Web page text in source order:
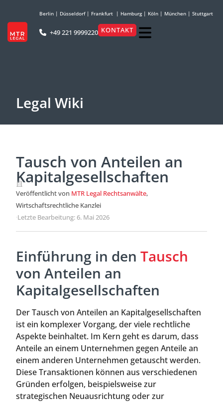
Berlin | Düsseldorf| Frankfurt | Hamburg| Köln | München | Stuttgart
+49 221 9999220 KONTAKT
Legal Wiki
Tausch von Anteilen an
Kapitalgesellschaften
Veröffentlicht von MTR Legal Rechtsanwälte,
Wirtschaftsrechtliche Kanzlei
·Letzte Bearbeitung: 6. Mai 2026
Einführung in den Tausch
von Anteilen an
Kapitalgesellschaften
Der Tausch von Anteilen an Kapitalgesellschaften
ist ein komplexer Vorgang, der viele rechtliche
Aspekte beinhaltet. Im Kern geht es darum, dass
Anteile an einem Unternehmen gegen Anteile an
einem anderen Unternehmen getauscht werden.
Diese Transaktionen können aus verschiedenen
Gründen erfolgen, beispielsweise zur
strategischen Neuausrichtung oder zur